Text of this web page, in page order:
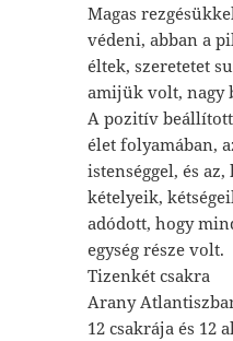
Magas
védeni, abban a
éltek, szeretetet
amijük volt, nagy
A pozitív
élet folyamában,
istenséggel, és
kételyeik,
adódott, hogy
egység része volt.
Tizenkét csakra
Arany
12 csakrája és 12